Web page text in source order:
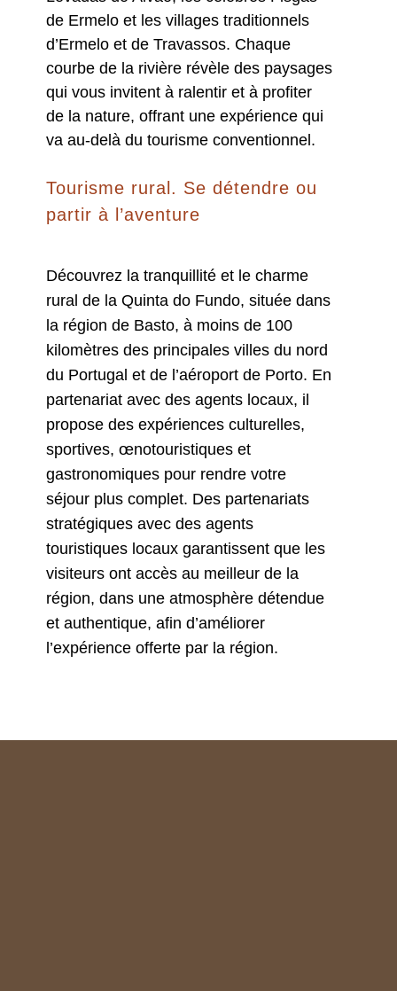
de Ermelo et les villages traditionnels
d’Ermelo et de Travassos. Chaque
courbe de la rivière révèle des paysages
qui vous invitent à ralentir et à profiter
de la nature, offrant une expérience qui
va au-delà du tourisme conventionnel.
Tourisme rural. Se détendre ou
partir à l’aventure
Découvrez la tranquillité et le charme
rural de la Quinta do Fundo, située dans
la région de Basto, à moins de 100
kilomètres des principales villes du nord
du Portugal et de l’aéroport de Porto. En
partenariat avec des agents locaux, il
propose des expériences culturelles,
sportives, œnotouristiques et
gastronomiques pour rendre votre
séjour plus complet. Des partenariats
stratégiques avec des agents
touristiques locaux garantissent que les
visiteurs ont accès au meilleur de la
région, dans une atmosphère détendue
et authentique, afin d’améliorer
l’expérience offerte par la région.